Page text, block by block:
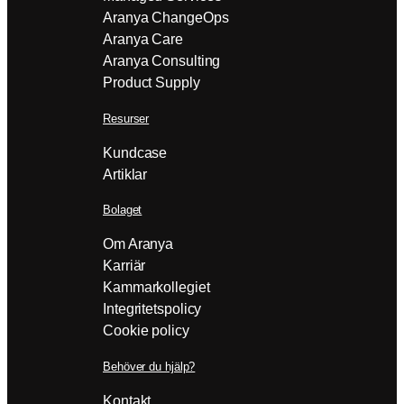
Aranya ChangeOps
Aranya Care
Aranya Consulting
Product Supply
Resurser
Kundcase
Artiklar
Bolaget
Om Aranya
Karriär
Kammarkollegiet
Integritetspolicy
Cookie policy
Behöver du hjälp?
Kontakt